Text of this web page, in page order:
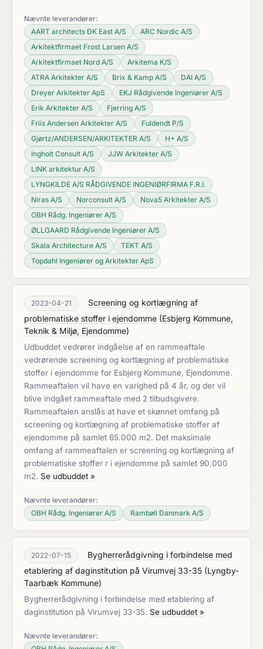
Nævnte leverandører:
AART architects DK East A/S
ARC Nordic A/S
Arkitektfirmaet Frost Larsen A/S
Arkitektfirmaet Nord A/S
Arkitema K/S
ATRA Arkitekter A/S
Brix & Kamp A/S
DAI A/S
Dreyer Arkitekter ApS
EKJ Rådgivende Ingeniører A/S
Erik Arkitekter A/S
Fjerring A/S
Friis Andersen Arkitekter A/S
Fuldendt P/S
Gjørtz/ANDERSEN/ARKITEKTER A/S
H+ A/S
Ingholt Consult A/S
JJW Arkitekter A/S
LINK arkitektur A/S
LYNGKILDE A/S RÅDGIVENDE INGENIØRFIRMA F.R.I.
Niras A/S
Norconsult A/S
Nova5 Arkitekter A/S
OBH Rådg. Ingeniører A/S
ØLLGAARD Rådgivende Ingeniører A/S
Skala Architecture A/S
TEKT A/S
Topdahl Ingeniører og Arkitekter ApS
2023-04-21
Screening og kortlægning af
problematiske stoffer i ejendomme (Esbjerg Kommune,
Teknik & Miljø, Ejendomme)
Udbuddet vedrører indgåelse af en rammeaftale
vedrørende screening og kortlægning af problematiske
stoffer i ejendomme for Esbjerg Kommune, Ejendomme.
Rammeaftalen vil have en varighed på 4 år, og der vil
blive indgået rammeaftale med 2 tilbudsgivere.
Rammeaftalen anslås at have et skønnet omfang på
screening og kortlægning af problematiske stoffer af
ejendomme på samlet 65.000 m2. Det maksimale
omfang af rammeaftalen er screening og kortlægning af
problematiske stoffer r i ejendomme på samlet 90.000
m2. Se udbuddet »
Nævnte leverandører:
OBH Rådg. Ingeniører A/S
Rambøll Danmark A/S
2022-07-15
Bygherrerådgivning i forbindelse med
etablering af daginstitution på Virumvej 33-35 (Lyngby-
Taarbæk Kommune)
Bygherrerådgivning i forbindelse med etablering af
daginstitution på Virumvej 33-35. Se udbuddet »
Nævnte leverandører: